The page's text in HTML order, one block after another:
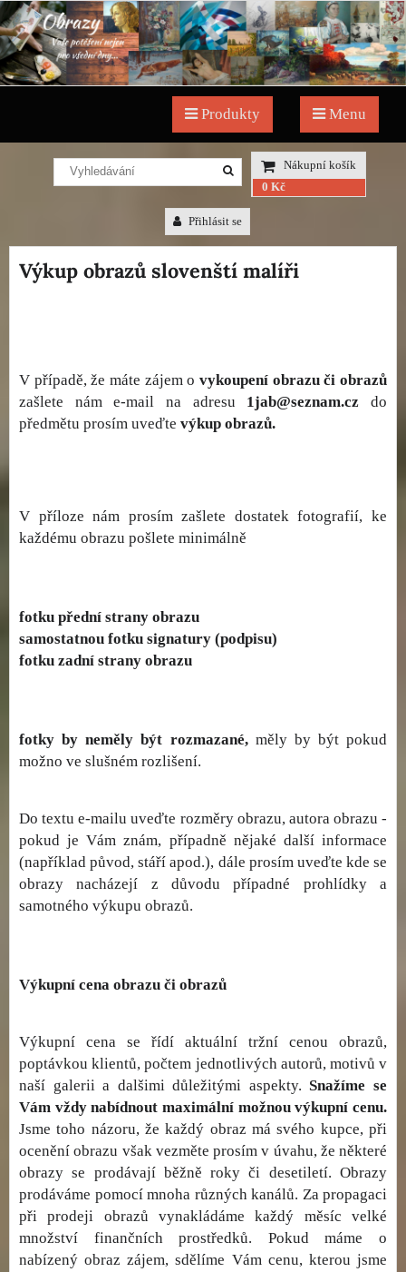
Produkty Menu
Nákupní košík
0 Kč
Přihlásit se
Výkup obrazů slovenští malíři
V případě, že máte zájem o vykoupení obrazu či obrazů
zašlete nám e-mail na adresu 1jab@seznam.cz do
předmětu prosím uveďte výkup obrazů.
V příloze nám prosím zašlete dostatek fotografií, ke
každému obrazu pošlete minimálně
fotku přední strany obrazu
samostatnou fotku signatury (podpisu)
fotku zadní strany obrazu
fotky by neměly být rozmazané,měly by být pokud
možno ve slušném rozlišení.
Do textu e-mailu uveďte rozměry obrazu, autora obrazu -
pokud je Vám znám, případně nějaké další informace
(například původ, stáří apod.), dále prosím uveďte kde se
obrazy nacházejí z důvodu případné prohlídky a
samotného výkupu obrazů.
Výkupní cena obrazu či obrazů
Výkupní cena se řídí aktuální tržní cenou obrazů,
poptávkou klientů, počtem jednotlivých autorů, motivů v
naší galerii a dalšimi důležitými aspekty. Snažíme se
Vám vždy nabídnout maximální možnou výkupní cenu.
Jsme toho názoru, že každý obraz má svého kupce, při
ocenění obrazu však vezměte prosím v úvahu, že některé
obrazy se prodávají běžně roky či desetiletí. Obrazy
prodáváme pomocí mnoha různých kanálů. Za propagaci
při prodeji obrazů vynakládáme každý měsíc velké
množství finančních prostředků. Pokud máme o
nabízený obraz zájem, sdělíme Vám cenu, kterou jsme